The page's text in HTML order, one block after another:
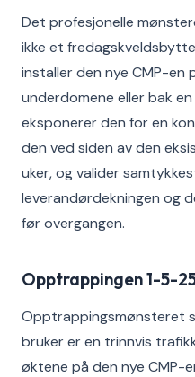
Det profesjonelle
ikke et
installer den nye CMP-en
underdomene eller bak
eksponerer den for en
den ved siden av den
uker, og valider
leverandørdekningen og
før overgangen.
Opptrappingen 1-5-
Opptrappingsmønsteret
bruker er en trinnvis
øktene på den nye CMP-